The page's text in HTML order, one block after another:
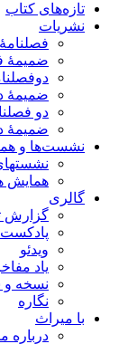
تازه‌های کتاب
نشریات
ضمیمۀ
ضمیمۀ
دو
ضمیمۀ
نشست‌ها و
همایش
گالری
گزارش
ویدئو
یاد
نسخه و
نگاره
با میراث
درباره